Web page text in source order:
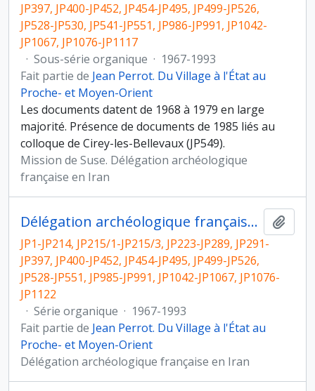
JP397, JP400-JP452, JP454-JP495, JP499-JP526,
JP528-JP530, JP541-JP551, JP986-JP991, JP1042-
JP1067, JP1076-JP1117
· Sous-série organique · 1967-1993
Fait partie de Jean Perrot. Du Village à l'État au
Proche- et Moyen-Orient
Les documents datent de 1968 à 1979 en large
majorité. Présence de documents de 1985 liés au
colloque de Cirey-les-Bellevaux (JP549).
Mission de Suse. Délégation archéologique
française en Iran
Délégation archéologique française en Iran
JP1-JP214, JP215/1-JP215/3, JP223-JP289, JP291-
JP397, JP400-JP452, JP454-JP495, JP499-JP526,
JP528-JP551, JP985-JP991, JP1042-JP1067, JP1076-
JP1122
· Série organique · 1967-1993
Fait partie de Jean Perrot. Du Village à l'État au
Proche- et Moyen-Orient
Délégation archéologique française en Iran